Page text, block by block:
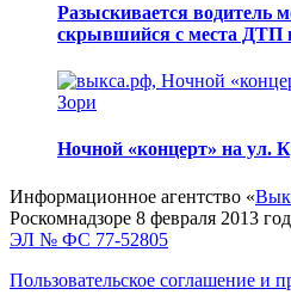
Разыскивается водитель
скрывшийся с места ДТП
Ночной «концерт» на ул.
Информационное агентство «
Роскомнадзоре 8 февраля 2013
ЭЛ № ФС 77-52805
Пользовательское соглашение и